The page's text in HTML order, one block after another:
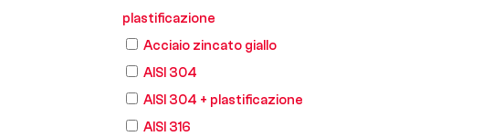
plastificazione
Acciaio zincato giallo
AISI 304
AISI 304 + plastificazione
AISI 316